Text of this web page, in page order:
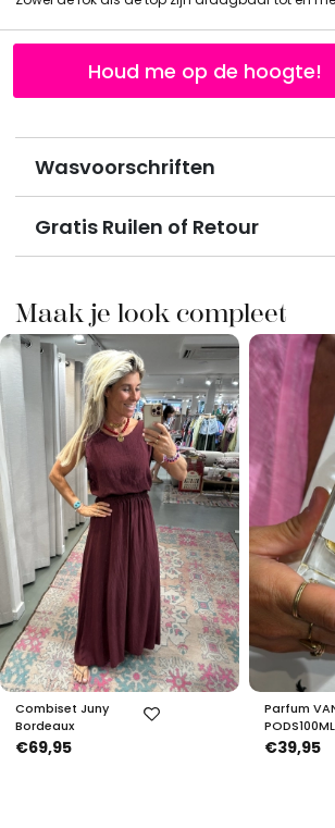
Wasvoorschriften
Gratis Ruilen of Retour
Houd me op de hoogte!
Maak je look compleet
Combiset Juny
Bordeaux
€69,95
Parfum
PODS100ML
€39,95